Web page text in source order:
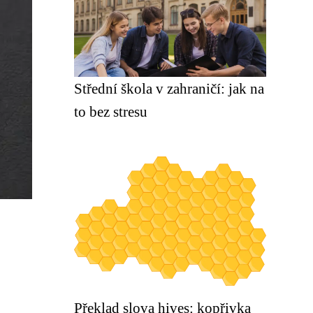
Střední škola v zahraničí: jak na
to bez stresu
Překlad slova hives: kopřivka